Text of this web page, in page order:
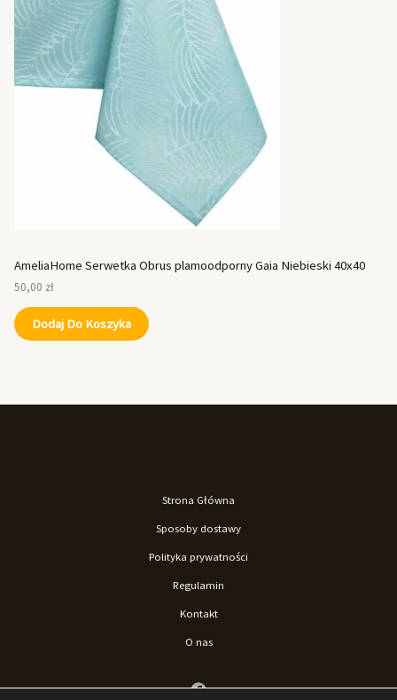
AmeliaHome Serwetka Obrus plamoodporny Gaia Niebieski 40x40
50,00 zł
Dodaj Do Koszyka
Strona Główna
Sposoby dostawy
Polityka prywatności
Regulamin
Kontakt
O nas